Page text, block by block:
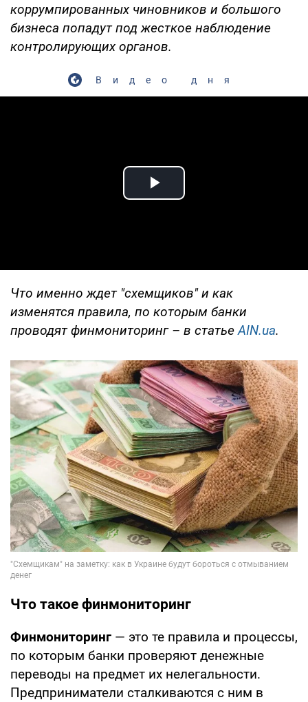
коррумпированных чиновников и большого
бизнеса попадут под жесткое наблюдение
контролирующих органов.
Видео дня
Play Video
Что именно ждет "схемщиков" и как
изменятся правила, по которым банки
проводят финмониторинг – в статьеAIN.ua.
Что такое финмониторинг
Финмониторинг — это те правила и процессы,
по которым банки проверяют денежные
переводы на предмет их нелегальности.
Предприниматели сталкиваются с ним в